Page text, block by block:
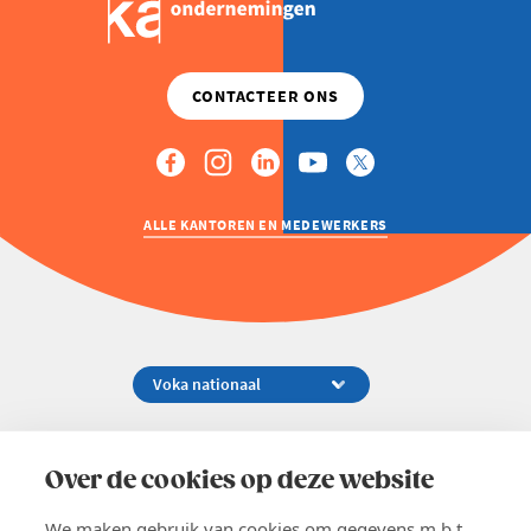
Over de cookies op deze website
ALLE KANTOREN EN MEDEWERKERS
02 229 81 11